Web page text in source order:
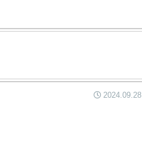
2024.09.28